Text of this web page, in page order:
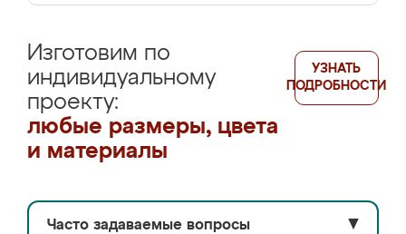
Изготовим по
индивидуальному
проекту:
любые размеры, цвета
и материалы
УЗНАТЬ
ПОДРОБНОСТИ
Часто задаваемые вопросы ▼